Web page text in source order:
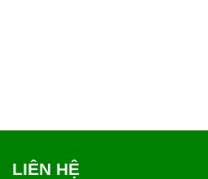
LIÊN HỆ